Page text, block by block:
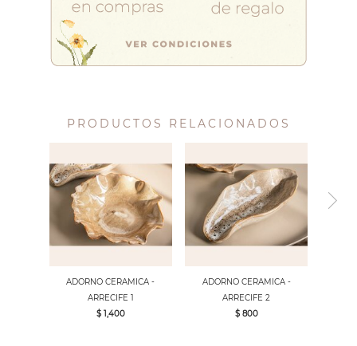
PRODUCTOS RELACIONADOS
ADORNO CERAMICA -
ARRECIFE 1
$ 1,400
ADORNO CERAMICA -
ARRECIFE 2
$ 800